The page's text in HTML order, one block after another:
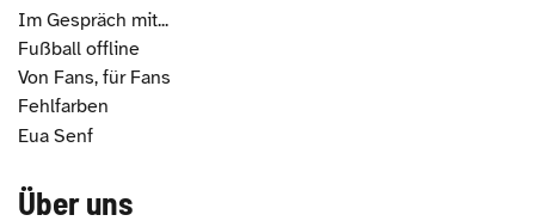
Im Gespräch mit...
Fußball offline
Von Fans, für Fans
Fehlfarben
Eua Senf
Über uns